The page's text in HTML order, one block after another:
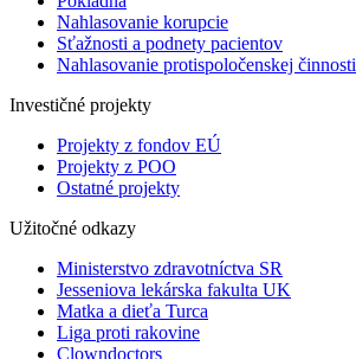
Nahlasovanie korupcie
Sťažnosti a podnety pacientov
Nahlasovanie protispoločenskej činnosti
Investičné projekty
Projekty z fondov EÚ
Projekty z POO
Ostatné projekty
Užitočné odkazy
Ministerstvo zdravotníctva SR
Jesseniova lekárska fakulta UK
Matka a dieťa Turca
Liga proti rakovine
Clowndoctors